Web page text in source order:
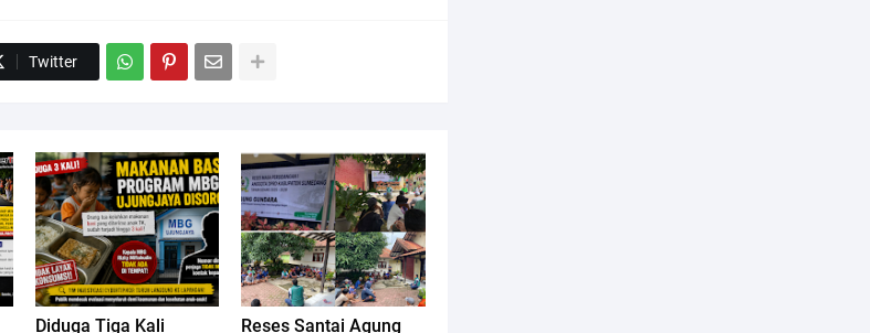
Twitter
Diduga Tiga Kali Reses Santai Agung